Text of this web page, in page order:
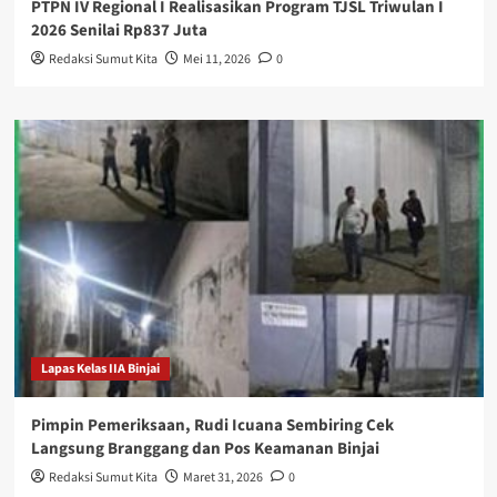
PTPN IV Regional I Realisasikan Program TJSL Triwulan I
2026 Senilai Rp837 Juta
Redaksi Sumut Kita Mei 11, 2026 0
Lapas Kelas IIA Binjai
Pimpin Pemeriksaan, Rudi Icuana Sembiring Cek
Langsung Branggang dan Pos Keamanan Binjai
Redaksi Sumut Kita Maret 31, 2026 0